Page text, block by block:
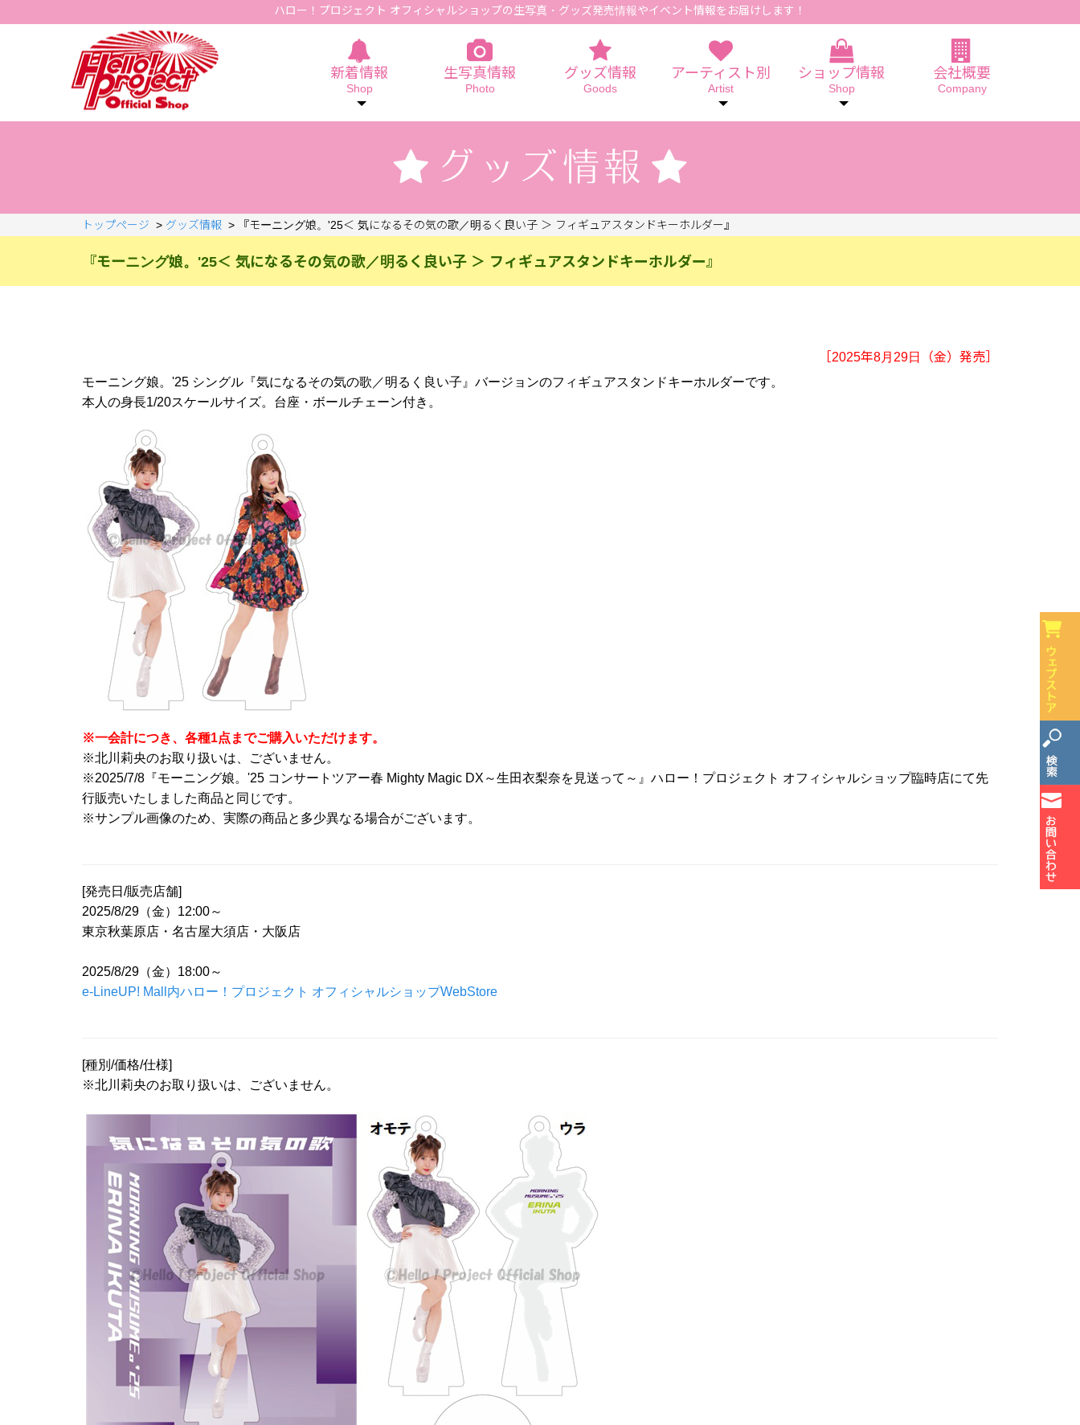
ハロー！プロジェクト オフィシャルショップの生写真 ・グッズ発売情報やイベント情報をお届けします！
新着情報
Shop
生写真情報
Photo
グッズ情報
Goods
アーティスト別
Artist
ショップ情報
Shop
会社概要
Company
トップページ > グッズ情報 > 『モーニング娘。'25＜ 気になるその気の歌／明るく良い子 ＞ フィギュアスタンドキーホルダー』
『モーニング娘。'25＜ 気になるその気の歌／明るく良い子 ＞ フィギュアスタンドキーホルダー』
［2025年8月29日（金）発売］
モーニング娘。'25 シングル『気になるその気の歌／明るく良い子』バージョンのフィギュアスタンドキーホルダーです。
本人の身長1/20スケールサイズ。台座・ボールチェーン付き。
※一会計につき、各種1点までご購入いただけます。
※北川莉央のお取り扱いは、ございません。
※2025/7/8『モーニング娘。'25 コンサートツアー春 Mighty Magic DX～生田衣梨奈を見送って～』ハロー！プロジェクト オフィシャルショップ臨時店にて先
行販売いたしました商品と同じです。
※サンプル画像のため、実際の商品と多少異なる場合がございます。
[発売日/販売店舗]
2025/8/29（金）12:00～
東京秋葉原店・名古屋大須店・大阪店
2025/8/29（金）18:00～
e-LineUP! Mall内ハロー！プロジェクト オフィシャルショップWebStore
[種別/価格/仕様]
※北川莉央のお取り扱いは、ございません。